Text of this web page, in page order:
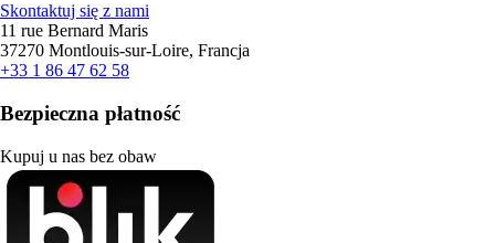
Skontaktuj się z nami
11 rue Bernard Maris
37270 Montlouis-sur-Loire, Francja
+33 1 86 47 62 58
Bezpieczna płatność
Kupuj u nas bez obaw